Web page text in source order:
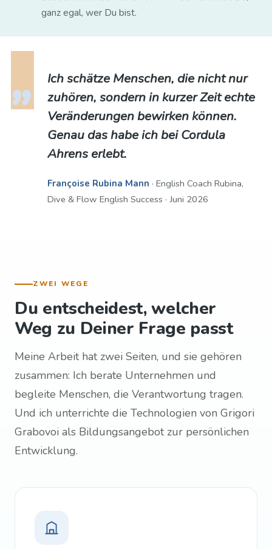
ganz egal, wer Du bist.
Ich schätze Menschen, die nicht nur
zuhören, sondern in kurzer Zeit echte
Veränderungen bewirken können.
Genau das habe ich bei Cordula
Ahrens erlebt.
Françoise Rubina Mann · English Coach Rubina,
Dive & Flow English Success · Juni 2026
ZWEI WEGE
Du entscheidest, welcher
Weg zu Deiner Frage passt
Meine Arbeit hat zwei Seiten, und sie gehören
zusammen: Ich berate Unternehmen und
begleite Menschen, die Verantwortung tragen.
Und ich unterrichte die Technologien von Grigori
Grabovoi als Bildungsangebot zur persönlichen
Entwicklung.